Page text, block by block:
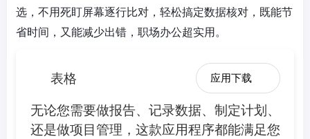
选，不用死盯屏幕逐行比对，轻松搞定数据核对，既能节
省时间，又能减少出错，职场办公超实用。
表格 应用下载
无论您需要做报告、记录数据、制定计划、
还是做项目管理，这款应用程序都能满足您